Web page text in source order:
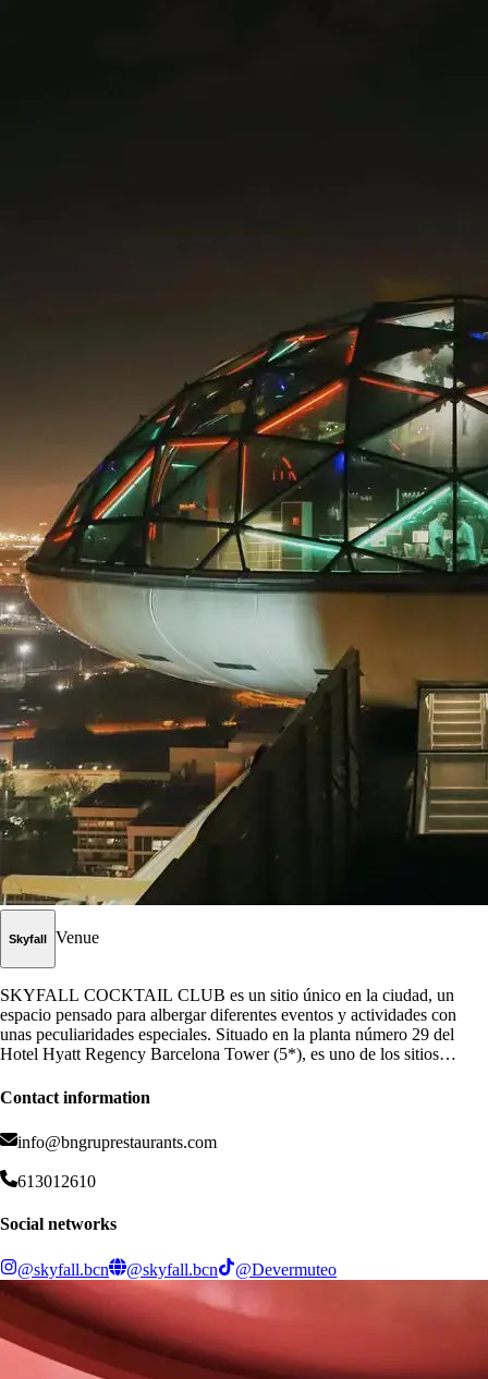
Skyfall Venue
SKYFALL COCKTAIL CLUB es un sitio único en la ciudad, un
espacio pensado para albergar diferentes eventos y actividades con
unas peculiaridades especiales. Situado en la planta número 29 del
Hotel Hyatt Regency Barcelona Tower (5*), es uno de los sitios
unas vistas 360o de la ciudad de Barcelona y a 105 metros de altura.
empresariales como presentaciones de producto, reuniones, etc. Es un
espacio multidisciplinar que se transforma según las necesidades del
evento.
Contact information
info@bngruprestaurants.com
613012610
Social networks
@skyfall.bcn @skyfall.bcn @Devermuteo